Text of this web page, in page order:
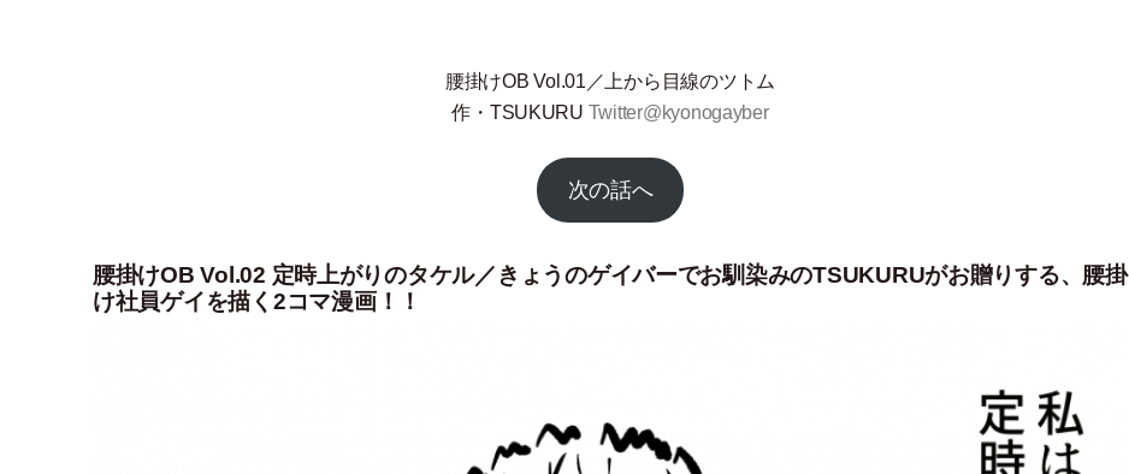
腰掛けOB Vol.01／上から目線のツトム
作 ・ TSUKURU Twitter@kyonogayber
次の話へ
腰掛けOB Vol.02 定時上がりのタケル／きょうのゲイバーでお馴染みのTSUKURUがお贈りする、腰掛
け社員ゲイを描く2コマ漫画！！